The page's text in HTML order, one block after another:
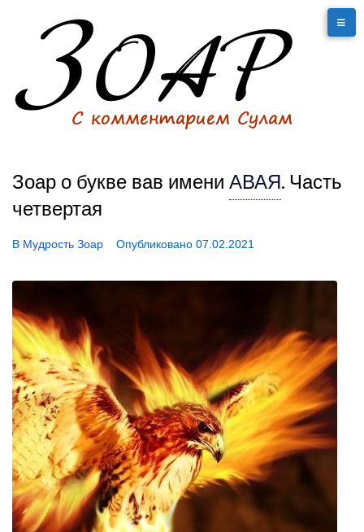
Зоар о букве вав имениАВАЯ.Часть
четвертая
В Мудрость Зоар Опубликовано 07.02.2021